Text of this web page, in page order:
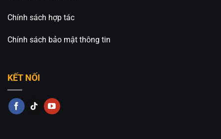
Chính sách hợp tác
Chính sách bảo mật thông tin
KẾT NỐI